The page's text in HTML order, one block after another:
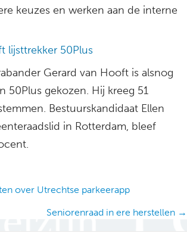
keuzes en werken aan de interne
lijsttrekker 50Plus
Gerard van Hooft is alsnog
50Plus gekozen. Hij kreeg 51
Bestuurskandidaat Ellen
in Rotterdam, bleef
over Utrechtse parkeerapp
Seniorenraad in ere herstellen →